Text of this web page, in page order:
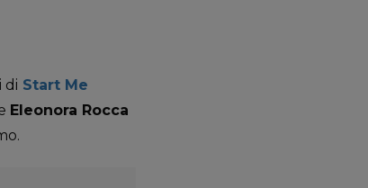
di Start Me
Eleonora Rocca